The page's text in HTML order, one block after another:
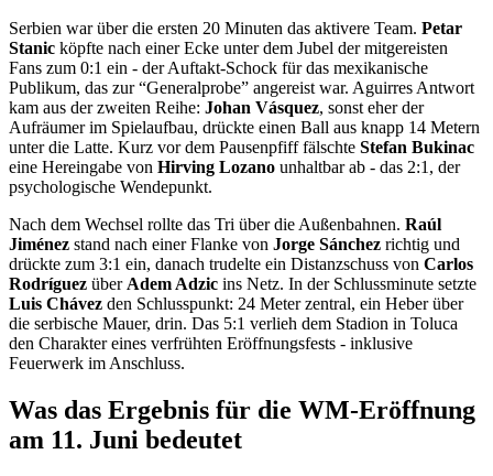
Serbien war über die ersten 20 Minuten das aktivere Team. Petar
Stanic köpfte nach einer Ecke unter dem Jubel der mitgereisten
Fans zum 0:1 ein - der Auftakt-Schock für das mexikanische
Publikum, das zur “Generalprobe” angereist war. Aguirres Antwort
kam aus der zweiten Reihe: Johan Vásquez, sonst eher der
Aufräumer im Spielaufbau, drückte einen Ball aus knapp 14 Metern
unter die Latte. Kurz vor dem Pausenpfiff fälschte Stefan Bukinac
eine Hereingabe von Hirving Lozano unhaltbar ab - das 2:1, der
psychologische Wendepunkt.
Nach dem Wechsel rollte das Tri über die Außenbahnen. Raúl
Jiménez stand nach einer Flanke von Jorge Sánchez richtig und
drückte zum 3:1 ein, danach trudelte ein Distanzschuss von Carlos
Rodríguez über Adem Adzic ins Netz. In der Schlussminute setzte
Luis Chávez den Schlusspunkt: 24 Meter zentral, ein Heber über
die serbische Mauer, drin. Das 5:1 verlieh dem Stadion in Toluca
den Charakter eines verfrühten Eröffnungsfests - inklusive
Feuerwerk im Anschluss.
Was das Ergebnis für die WM-Eröffnung
am 11. Juni bedeutet